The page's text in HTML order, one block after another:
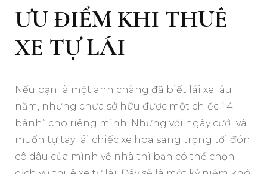
ƯU ĐIỂM KHI THUÊ
XE TỰ LÁI
Nếu bạn là một anh chàng đã biết lái xe lâu
năm, nhưng chưa sở hữu được một chiếc “ 4
bánh” cho riêng mình. Nhưng với ngày cưới và
muốn tự tay lái chiếc xe hoa sang trọng tới đón
cô dâu của mình về nhà thì bạn có thể chọn